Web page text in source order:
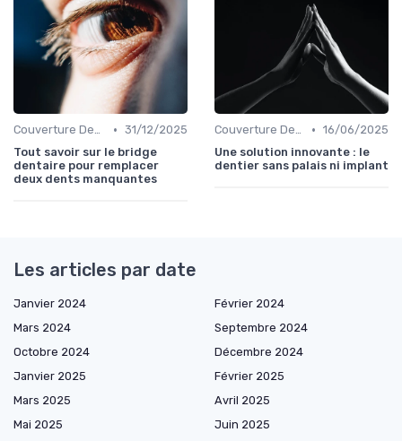
Couverture Dentaire et Optique • 31/12/2025
Tout savoir sur le bridge
dentaire pour remplacer
deux dents manquantes
Couverture Dentaire et Optique • 16/06/2025
Une solution innovante : le
dentier sans palais ni implant
Les articles par date
Janvier 2024
Février 2024
Mars 2024
Septembre 2024
Octobre 2024
Décembre 2024
Janvier 2025
Février 2025
Mars 2025
Avril 2025
Mai 2025
Juin 2025